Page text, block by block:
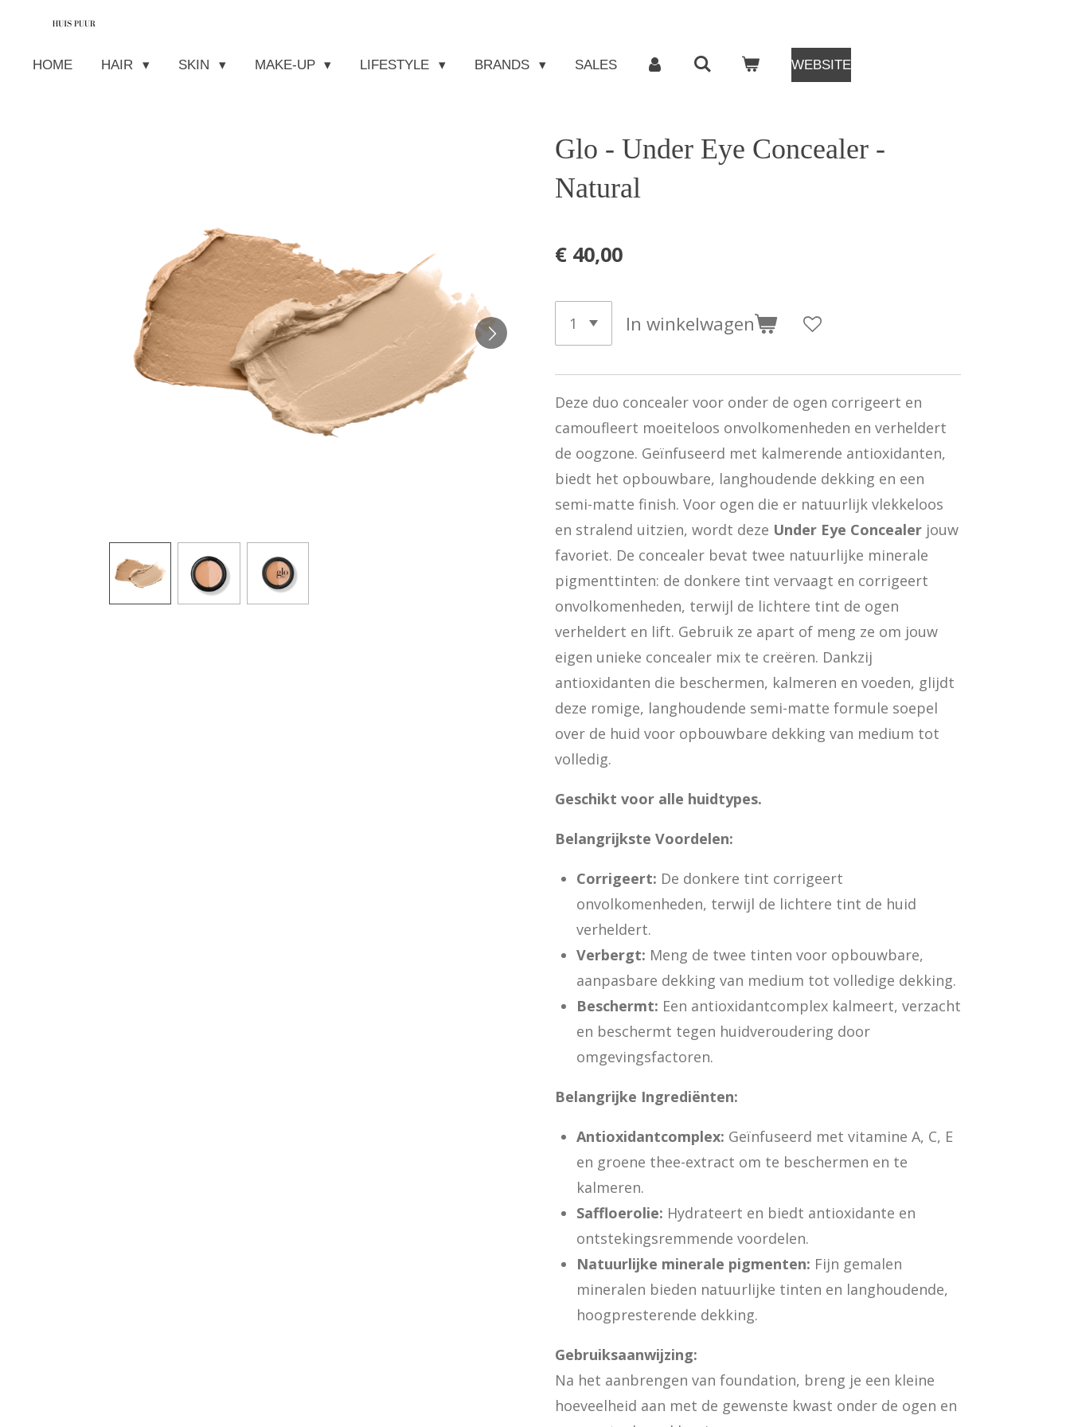
naarHOME HAIR SKIN MAKE-UP LIFESTYLE BRANDS SALES WEBSITE
Glo - Under Eye Concealer -
Natural
€ 40,00
In winkelwagen
Deze duo concealer voor onder de ogen corrigeert en
camoufleert moeiteloos onvolkomenheden en verheldert
de oogzone. Geïnfuseerd met kalmerende antioxidanten,
biedt het opbouwbare, langhoudende dekking en een
semi-matte finish. Voor ogen die er natuurlijk vlekkeloos
en stralend uitzien, wordt deze Under Eye Concealer jouw
favoriet. De concealer bevat twee natuurlijke minerale
pigmenttinten: de donkere tint vervaagt en corrigeert
onvolkomenheden, terwijl de lichtere tint de ogen
verheldert en lift. Gebruik ze apart of meng ze om jouw
eigen unieke concealer mix te creëren. Dankzij
antioxidanten die beschermen, kalmeren en voeden, glijdt
deze romige, langhoudende semi-matte formule soepel
over de huid voor opbouwbare dekking van medium tot
volledig.
Geschikt voor alle huidtypes.
Belangrijkste Voordelen:
Corrigeert: De donkere tint corrigeert
onvolkomenheden, terwijl de lichtere tint de huid
verheldert.
Verbergt: Meng de twee tinten voor opbouwbare,
aanpasbare dekking van medium tot volledige dekking.
Beschermt: Een antioxidantcomplex kalmeert, verzacht
en beschermt tegen huidveroudering door
omgevingsfactoren.
Belangrijke Ingrediënten:
Antioxidantcomplex: Geïnfuseerd met vitamine A, C, E
en groene thee-extract om te beschermen en te
kalmeren.
Saffloerolie: Hydrateert en biedt antioxidante en
ontstekingsremmende voordelen.
Natuurlijke minerale pigmenten: Fijn gemalen
mineralen bieden natuurlijke tinten en langhoudende,
hoogpresterende dekking.
Gebruiksaanwijzing:
Na het aanbrengen van foundation, breng je een kleine
hoeveelheid aan met de gewenste kwast onder de ogen en